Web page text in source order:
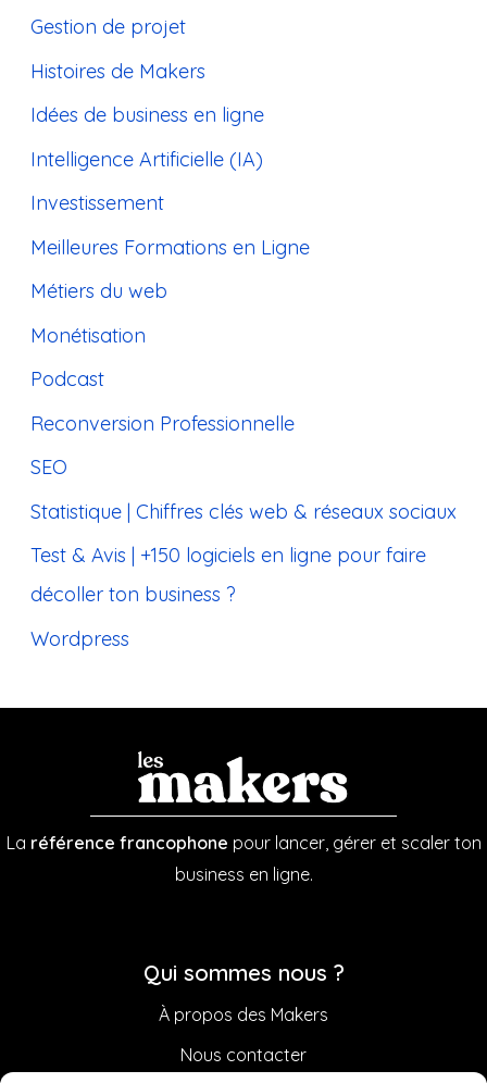
Gestion de projet
Histoires de Makers
Idées de business en ligne
Intelligence Artificielle (IA)
Investissement
Meilleures Formations en Ligne
Métiers du web
Monétisation
Podcast
Reconversion Professionnelle
SEO
Statistique | Chiffres clés web & réseaux sociaux
Test & Avis | +150 logiciels en ligne pour faire
décoller ton business ?
Wordpress
La référence francophone pour lancer, gérer et scaler ton
business en ligne.
Qui sommes nous ?
À propos des Makers
Nous contacter